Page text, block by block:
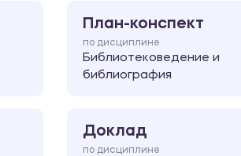
План-конспект
по дисциплине
Библиотековедение и
библиография
Доклад
по дисциплине